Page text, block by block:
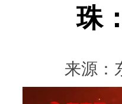
珠
来源：